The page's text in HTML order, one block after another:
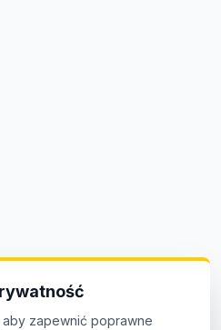
zapewnić poprawne